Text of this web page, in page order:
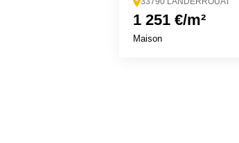
1 251 €/m²
Maison